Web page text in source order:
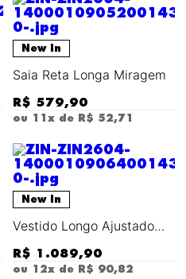
New In
Saia Reta Longa Miragem
R$ 579,90
ou 11 x de R$ 52,71
New In
Vestido Longo Ajustado
R$ 1 .089,90
ou 12x de R$ 90,82